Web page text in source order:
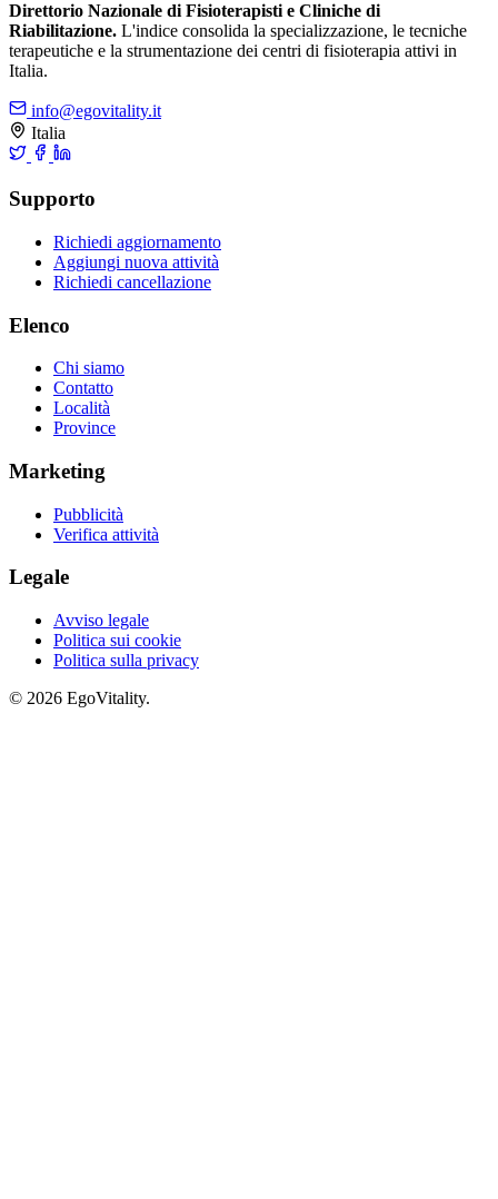
Direttorio Nazionale di Fisioterapisti e Cliniche di
Riabilitazione. L'indice consolida la specializzazione, le tecniche
terapeutiche e la strumentazione dei centri di fisioterapia attivi in
Italia.
info@egovitality.it
Italia
Supporto
Richiedi aggiornamento
Aggiungi nuova attività
Richiedi cancellazione
Elenco
Chi siamo
Contatto
Località
Province
Marketing
Pubblicità
Verifica attività
Legale
Avviso legale
Politica sui cookie
Politica sulla privacy
© 2026 EgoVitality.